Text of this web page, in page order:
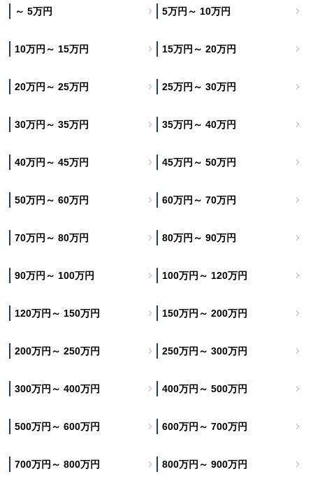
～ 5万円 5万円～ 10万円
10万円～ 15万円 15万円～ 20万円
20万円～ 25万円 25万円～ 30万円
30万円～ 35万円 35万円～ 40万円
40万円～ 45万円 45万円～ 50万円
50万円～ 60万円 60万円～ 70万円
70万円～ 80万円 80万円～ 90万円
90万円～ 100万円 100万円～ 120万円
120万円～ 150万円 150万円～ 200万円
200万円～ 250万円 250万円～ 300万円
300万円～ 400万円 400万円～ 500万円
500万円～ 600万円 600万円～ 700万円
700万円～ 800万円 800万円～ 900万円